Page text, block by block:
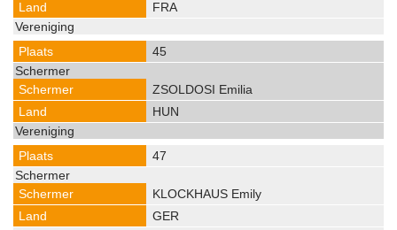
FRA
45
ZSOLDOSI Emilia
HUN
47
KLOCKHAUS Emily
GER